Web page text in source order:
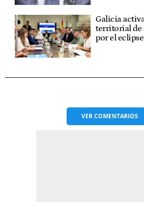
Galicia
territorial de
por el
VERCOMENTARIOS